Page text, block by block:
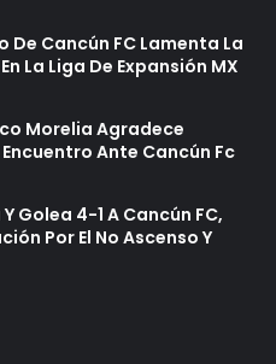
Cancún FC Lamenta La
La Liga De Expansión MX
Morelia Agradece
Ante Cancún Fc
Golea 4-1 A Cancún FC,
Por El No Ascenso Y